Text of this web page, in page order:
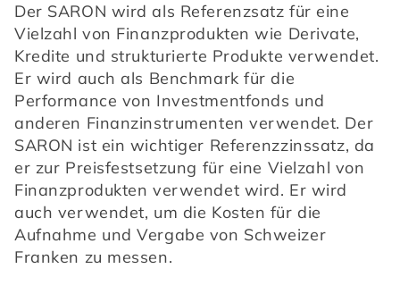
Der SARON wird als Referenzsatz für eine
Vielzahl von Finanzprodukten wie Derivate,
Kredite und strukturierte Produkte verwendet.
Er wird auch als Benchmark für die
Performance von Investmentfonds und
anderen Finanzinstrumenten verwendet. Der
SARON ist ein wichtiger Referenzzinssatz, da
er zur Preisfestsetzung für eine Vielzahl von
Finanzprodukten verwendet wird. Er wird
auch verwendet, um die Kosten für die
Aufnahme und Vergabe von Schweizer
Franken zu messen.